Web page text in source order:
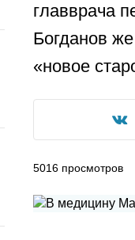
главврача
Богданов
«новое
5016 просмотров